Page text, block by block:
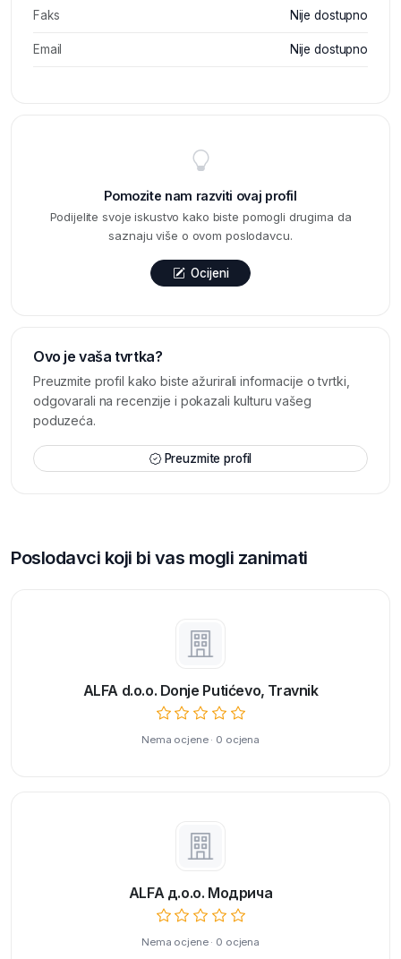
Faks Nije dostupno
Email Nije dostupno
Pomozite nam razviti ovaj profil
Podijelite svoje iskustvo kako biste pomogli drugima da
saznaju više o ovom poslodavcu.
Ocijeni
Ovo je vaša tvrtka?
Preuzmite profil kako biste ažurirali informacije o tvrtki,
odgovarali na recenzije i pokazali kulturu vašeg
poduzeća.
Preuzmite profil
Poslodavci koji bi vas mogli zanimati
ALFA d.o.o. Donje Putićevo, Travnik
Nema ocjene · 0 ocjena
ALFA д.о.о. Модрича
Nema ocjene · 0 ocjena